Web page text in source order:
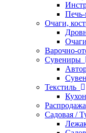
Очаги,
Варочно-
Сувениры
Текстиль
Распродажа
Садовая /